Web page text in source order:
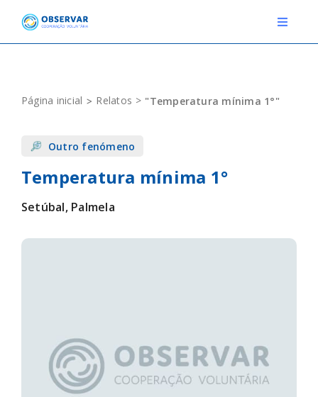
content
Toggle
EVENTOS
DEFINIÇÕES
F.A.Q.
Página inicial Relatos "Temperatura mínima 1°"
Outro fenómeno
Temperatura mínima 1°
Setúbal, Palmela